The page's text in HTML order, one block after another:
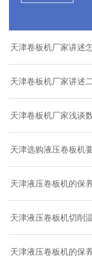
天津卷板机厂家讲述
天津卷板机厂家讲述
天津卷板机厂家浅谈
天津选购液压卷板机
天津液压卷板机的保
天津液压卷板机切削
天津液压卷板机的保